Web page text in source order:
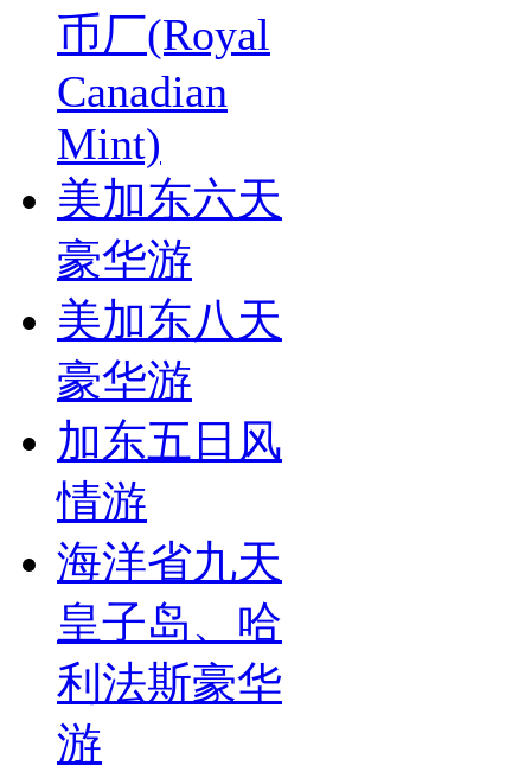
币厂(Royal
Canadian
Mint)
美加东六天
豪华游
美加东八天
豪华游
加东五日风
情游
海洋省九天
皇子岛、哈
利法斯豪华
游